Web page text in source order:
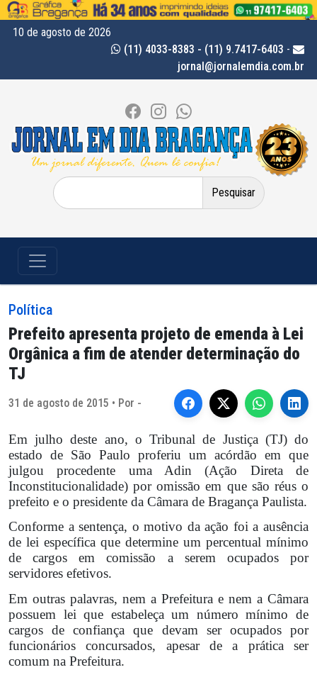
10 de agosto de 2026
(11) 4033-8383 - (11) 9.7417-6403 -
jornal@jornalemdia.com.br
Pesquisar
por:
Política
Prefeito apresenta projeto de emenda à Lei
Orgânica a fim de atender determinação do
TJ
31 de agosto de 2015 • Por -
Em julho deste ano, o Tribunal de Justiça (TJ) do
estado de São Paulo proferiu um acórdão em que
julgou procedente uma Adin (Ação Direta de
Inconstitucionalidade) por omissão em que são réus o
prefeito e o presidente da Câmara de Bragança Paulista.
Conforme a sentença, o motivo da ação foi a ausência
de lei específica que determine um percentual mínimo
de cargos em comissão a serem ocupados por
servidores efetivos.
Em outras palavras, nem a Prefeitura e nem a Câmara
possuem lei que estabeleça um número mínimo de
cargos de confiança que devam ser ocupados por
funcionários concursados, apesar de a prática ser
comum na Prefeitura.